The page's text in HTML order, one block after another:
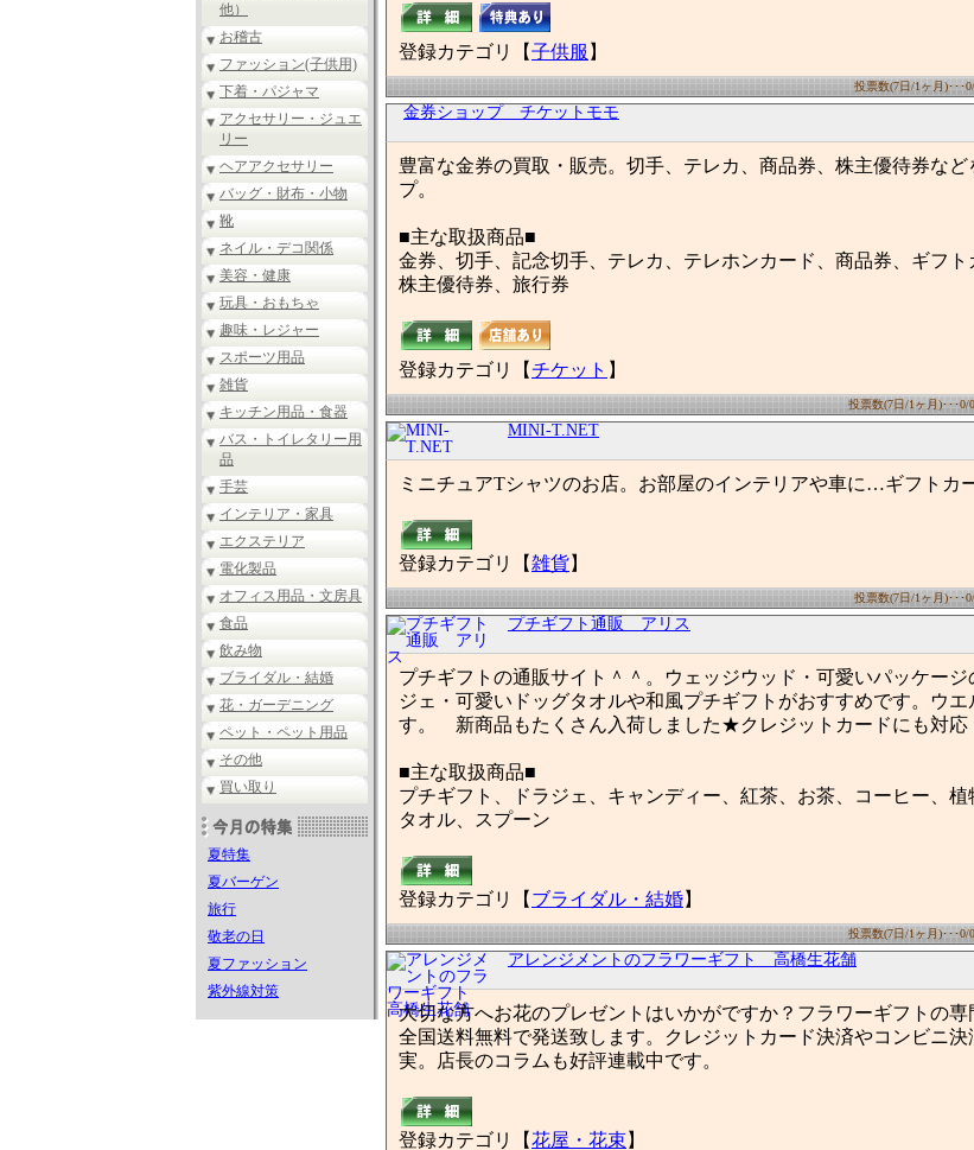
他）
お稽古
ファッション(子供用)
下着・パジャマ
アクセサリー・ジュエ
リー
ヘアアクセサリー
バッグ・財布・小物
靴
ネイル・デコ関係
美容・健康
玩具・おもちゃ
趣味・レジャー
スポーツ用品
雑貨
キッチン用品・食器
バス・トイレタリー用
品
手芸
インテリア・家具
エクステリア
電化製品
オフィス用品・文房具
食品
飲み物
ブライダル・結婚
花・ガーデニング
ペット・ペット用品
その他
買い取り
夏特集
夏バーゲン
旅行
敬老の日
夏ファッション
紫外線対策
登録カテゴリ【子供服 】
投票数(7日/1ヶ月)･･･
金券ショップ チケットモモ
豊富な金券の買取・販売。切手、テレカ、商品券、株主優待券な
プ。
■主な取扱商品■
金券、切手、記念切手、テレカ、テレホンカード、商品券、ギフト
株主優待券、旅行券
登録カテゴリ【チケット 】
投票数(7日/1ヶ月)･･･
MINI-T.NET
ミニチュアTシャツのお店。お部屋のインテリアや車に…ギフトカ
登録カテゴリ【雑貨】
投票数(7日/1ヶ月)･･･
プチギフト通販 アリス
プチギフトの通販サイト＾＾。ウェッジウッド・可愛いパッケー
ジェ・可愛いドッグタオルや和風プチギフトがおすすめです。ウエ
す。 新商品もたくさん入荷しました★クレジットカードにも対応
■主な取扱商品■
プチギフト、ドラジェ、キャンディー、紅茶、お茶、コーヒー、植
タオル、スプーン
登録カテゴリ【 ブライダル・結婚】
投票数(7日/1ヶ月)･･･
アレンジメントのフラワーギフト 高橋生花舗
大切な方へお花のプレゼントはいかがですか？フラワーギフトの
全国送料無料で発送致します。クレジットカード決済やコンビニ
実。店長のコラムも好評連載中です。
登録カテゴリ【花屋・花束 】